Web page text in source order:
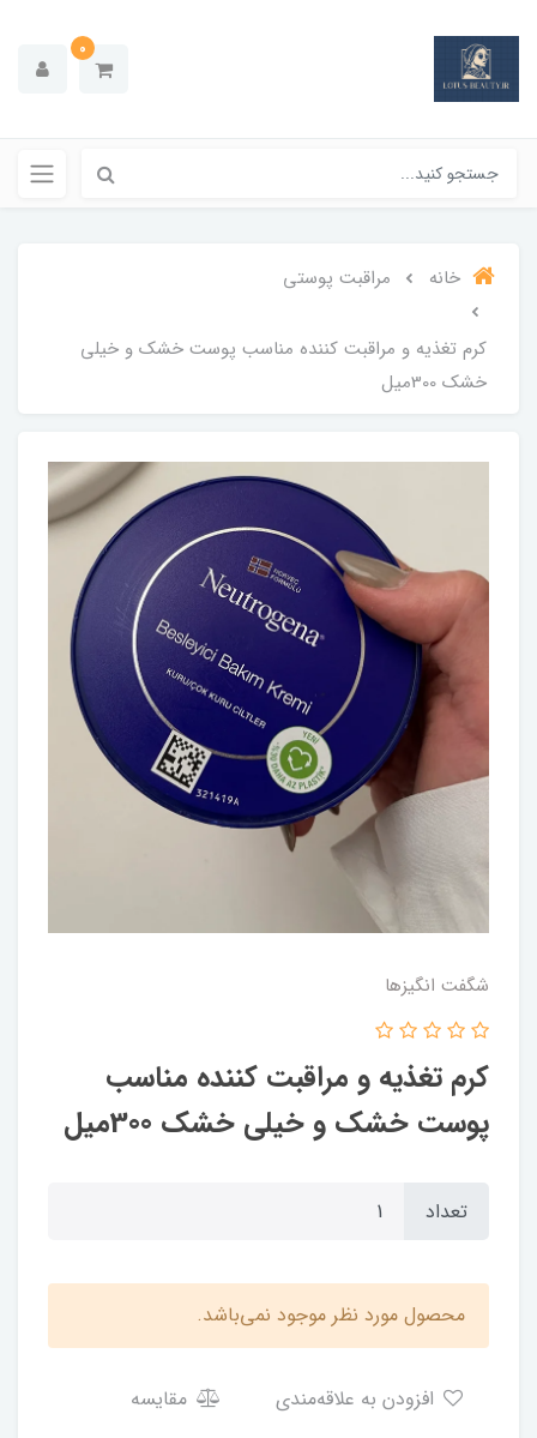
0
خانه مراقبت پوستی
کرم تغذیه و مراقبت کننده مناسب پوست خشک و خیلي
خشک 300میل
شگفت انگيزها
کرم تغذیه و مراقبت کننده مناسب
پوست خشک و خیلي خشک 300میل
تعداد
محصول مورد نظر موجود نمی‌باشد.
مقایسه